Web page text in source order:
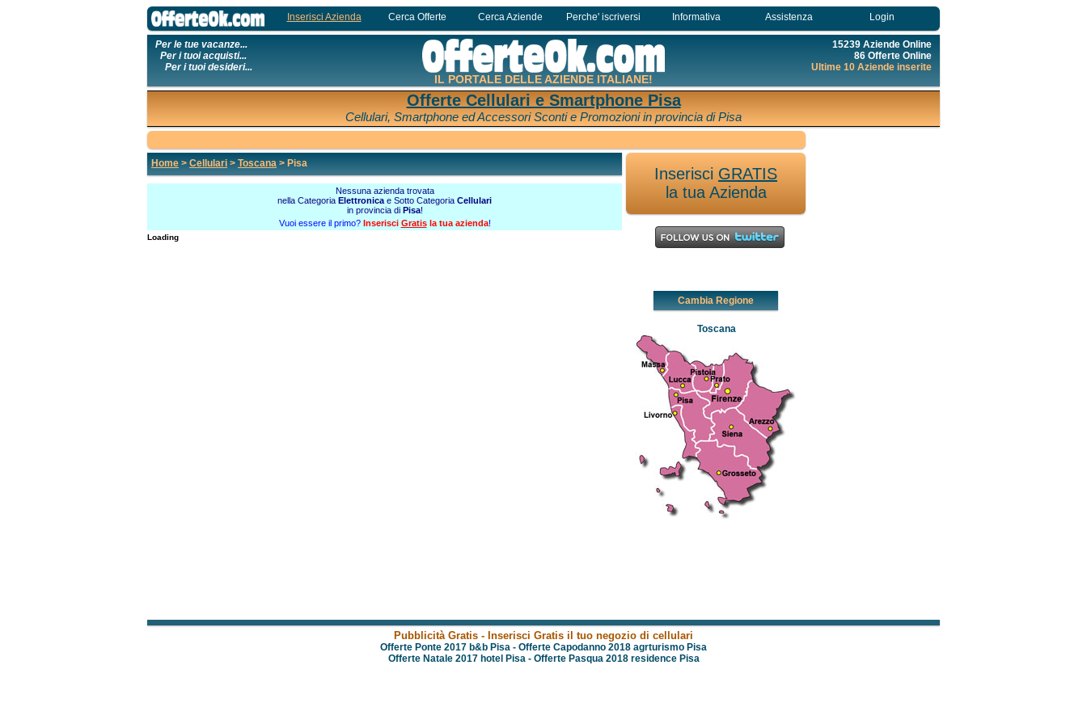
Inserisci Azienda Cerca Offerte Cerca Aziende Perche' iscriversi Informativa Assistenza Login
Per le tue vacanze...
Per i tuoi acquisti...
Per i tuoi desideri...
IL PORTALE DELLE AZIENDE ITALIANE!
15239 Aziende Online
86 Offerte Online
Ultime 10 Aziende inserite
Offerte Cellulari e Smartphone Pisa
Cellulari, Smartphone ed Accessori Sconti e Promozioni in provincia di Pisa
Home > Cellulari > Toscana > Pisa
Nessuna azienda trovata
nella Categoria Elettronica e Sotto Categoria Cellulari
in provincia di Pisa!
Vuoi essere il primo? Inserisci Gratisla tua azienda!
Loading
Inserisci GRATIS
la tua Azienda
Cambia Regione
Toscana
Pubblicità Gratis - Inserisci Gratis il tuo negozio di cellulari
Offerte Ponte 2017 b&b Pisa - Offerte Capodanno 2018 agrturismo Pisa
Offerte Natale 2017 hotel Pisa- Offerte Pasqua 2018 residence Pisa